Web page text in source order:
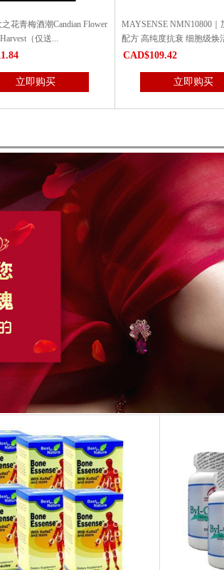
NMN10800｜加拿大科研
抗衰 细胞级焕活能量
立即购买
MAYSENSE NMN30000｜
配方 高纯度抗衰 每瓶含
CAD$246.19
立即购买